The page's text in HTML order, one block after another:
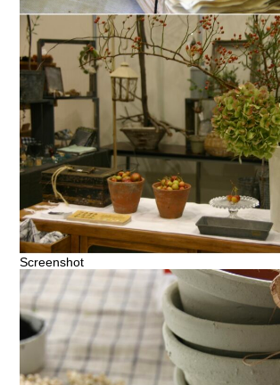
Screenshot